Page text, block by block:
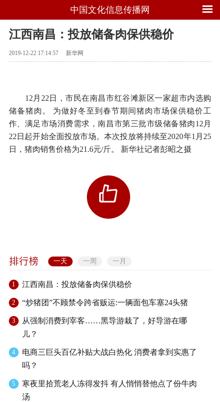
中国文化信息传播网
江西南昌：投放储备肉保供稳价
2019-12-22 17:14:57 新华网
12月22日，市民在南昌市红谷滩新区一家超市内选购
储备猪肉。 为做好冬至到春节期间猪肉市场保供稳价工
作、满足市场消费需求，南昌市第三批市级储备猪肉12月
22日起开始全面投放市场。本次投放将持续至2020年1月25
日，猪肉销售价格为21.6元/斤。 新华社记者彭昭之摄
一天 一周 一月
1 江西南昌：投放储备肉保供稳价
2 “炒猪团”不顾禁令跨省贩运:一辆面包车塞24头猪
3
从强制消费到宰客……黑导游栽了，好导游在哪
儿？
4
电商三巨头百亿补贴大战白热化 消费者拿到实惠了
吗？
5
寒夜里拾荒老人冻得发抖 有人悄悄替他点了份牛肉
汤